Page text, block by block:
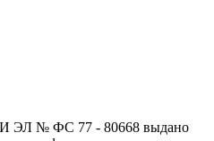
ЭЛ № ФС 77 - 80668 выдано